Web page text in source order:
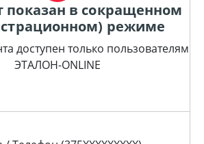
показан в сокращенном
режиме
доступен только пользователям
ЭТАЛОН-ONLINE